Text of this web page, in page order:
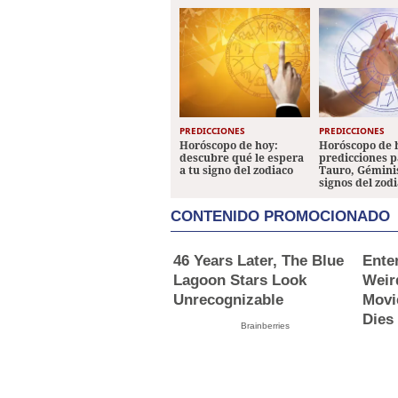
PREDICCIONES
Horóscopo de hoy:
descubre qué le espera
a tu signo del zodiaco
PREDICCIONES
Horóscopo de
predicciones
Tauro,
signos del
CONTENIDO PROMOCIONADO
46 Years Later, The Blue
Lagoon Stars Look
Unrecognizable
Brainberries
Dies